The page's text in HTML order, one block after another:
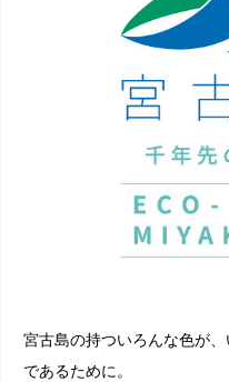
宮古島の持ついろんな色が
であるために。